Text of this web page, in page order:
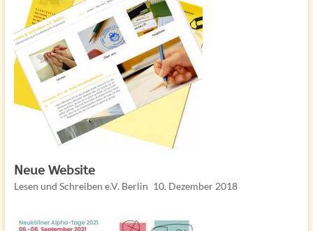
Neue Website
Lesen und Schreiben e.V. Berlin 10. Dezember 2018